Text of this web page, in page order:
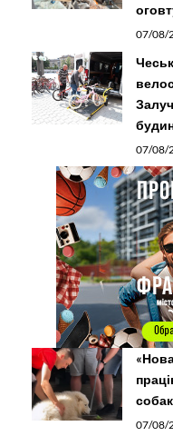
07/08/
07/08/
07/08/